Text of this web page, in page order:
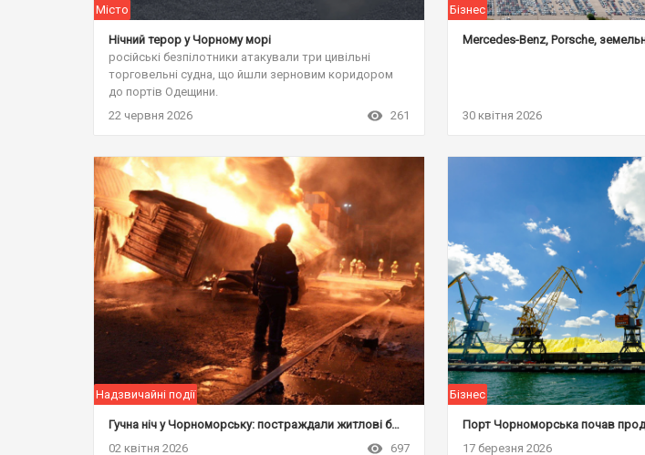
Місто
Нічний терор у Чорному морі
російські безпілотники атакували три цивільні
торговельні судна, що йшли зерновим коридором
до портів Одещини.
22 червня 2026
261
Бізнес
30 квітня 2026
Надзвичайні події
Гучна ніч у Чорноморську: постраждали житлові будинки та портовий термінал
02 квітня 2026
697
Бізнес
17 березня 2026